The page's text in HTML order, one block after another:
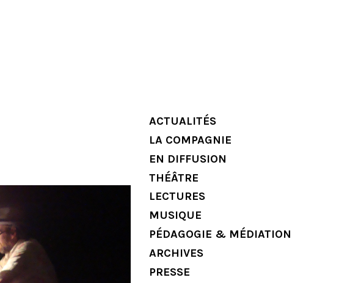
ACTUALITÉS
LA COMPAGNIE
EN DIFFUSION
THÉÂTRE
LECTURES
MUSIQUE
PÉDAGOGIE & MÉDIATION
ARCHIVES
PRESSE